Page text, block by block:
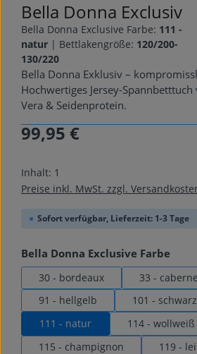
Bella Donna Exclusiv
Bella Donna Exclusive Farbe: 111 -
natur | Bettlakengröße: 120/200-
130/220
Bella Donna Exklusiv –
Hochwertiges Jersey-
Vera & Seidenprotein.
Regulärer Preis:
99,95 €
Inhalt: 1
Preise inkl. MwSt. zzgl.
Sofort verfügbar, Lieferzeit: 1-3 Tage
Bella Donna Exclusive Farbe
30 - bordeaux
33 -
91 - hellgelb
101 - schwarz
111 - natur
114 - wollweiß
115 - champignon
119 -